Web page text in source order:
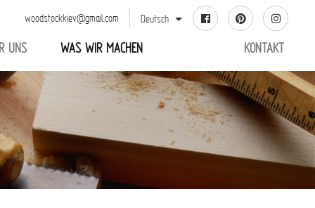
woodstockkiev@gmail.com Deutsch
UNS WAS WIR MACHEN KONTAKT